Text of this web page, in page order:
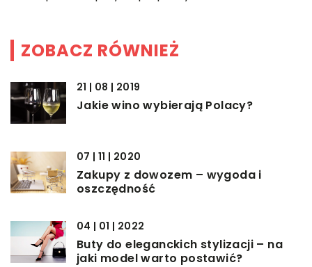
ZOBACZ RÓWNIEŻ
21 | 08 | 2019
Jakie wino wybierają Polacy?
07 | 11 | 2020
Zakupy z dowozem – wygoda i
oszczędność
04 | 01 | 2022
Buty do eleganckich stylizacji – na
jaki model warto postawić?